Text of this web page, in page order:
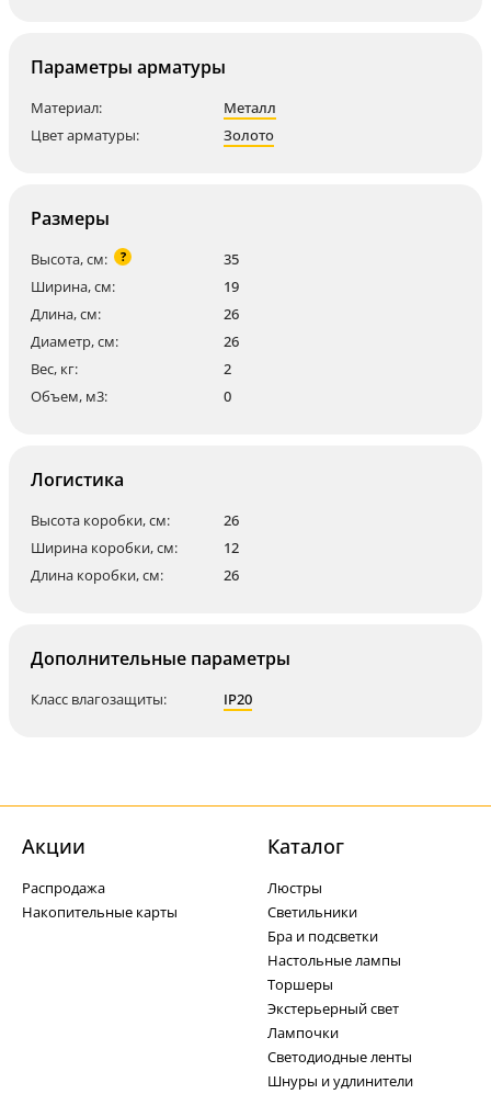
Параметры арматуры
Материал:
Металл
Цвет арматуры:
Золото
Размеры
Высота, см: ?
35
Ширина, см:
19
Длина, см:
26
Диаметр, см:
26
Вес, кг:
2
Объем, м3:
0
Логистика
Высота коробки, см:
26
Ширина коробки, см:
12
Длина коробки, см:
26
Дополнительные параметры
Класс влагозащиты: IP20
Акции
Распродажа
Накопительные карты
Каталог
Люстры
Светильники
Бра и подсветки
Настольные лампы
Торшеры
Экстерьерный свет
Лампочки
Светодиодные ленты
Шнуры и удлинители